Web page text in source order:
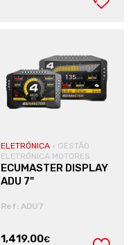
ELETRÓNICA · GESTÃO
ELETRÓNICA MOTORES
ECUMASTER DISPLAY
ADU 7"
Ref: ADU7
1,419.00€